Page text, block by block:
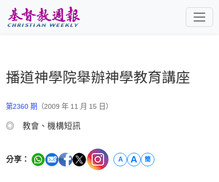
播道神學院舉辦神學教育講座
第2360 期 （2009 年 11 月 15 日）
◎ 教會、機構短訊
分享： A A 簡